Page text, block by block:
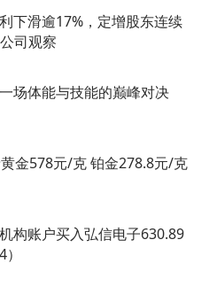
下滑逾17%，定增股东连续
司观察
场体能与技能的巅峰对决
金578元/克 铂金278.8元/克
构账户买入弘信电子630.89